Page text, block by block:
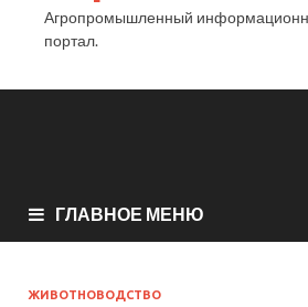
Агропромышленный
портал.
ГЛАВНОЕ МЕНЮ
ЖИВОТНОВОДСТВО